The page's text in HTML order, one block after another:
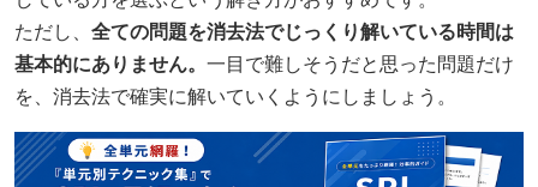
ただし、 全ての問題を消去法でじっくり解いている時間は
基本的にありません。 一目で難しそうだと思った問題だけ
を、消去法で確実に解いていくようにしましょう。